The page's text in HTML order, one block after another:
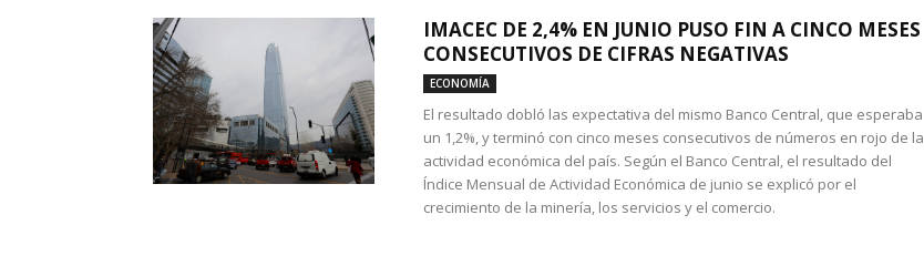
IMACEC DE 2,4% EN JUNIO PUSO FIN A CINCO MESES
CONSECUTIVOS DE CIFRAS NEGATIVAS
ECONOMÍA
El resultado dobló las expectativa del mismo Banco Central, que esperaba
un 1,2%, y terminó con cinco meses consecutivos de números en rojo de la
actividad económica del país. Según el Banco Central, el resultado del
Índice Mensual de Actividad Económica de junio se explicó por el
crecimiento de la minería, los servicios y el comercio.